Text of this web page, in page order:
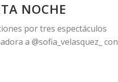
NOCHE
por tres espectáculos
a @sofia_velasquez_ con